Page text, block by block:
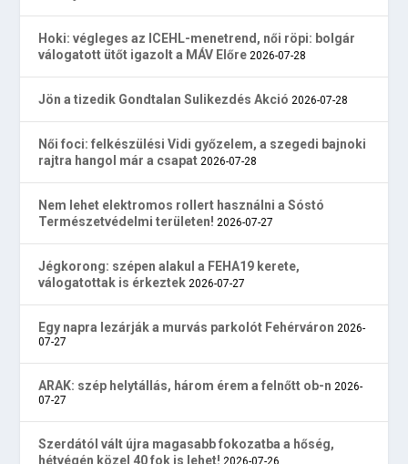
Hoki: végleges az ICEHL-menetrend, női röpi: bolgár
válogatott ütőt igazolt a MÁV Előre 2026-07-28
Jön a tizedik Gondtalan Sulikezdés Akció 2026-07-28
Női foci: felkészülési Vidi győzelem, a szegedi bajnoki
rajtra hangol már a csapat 2026-07-28
Nem lehet elektromos rollert használni a Sóstó
Természetvédelmi területen! 2026-07-27
Jégkorong: szépen alakul a FEHA19 kerete,
válogatottak is érkeztek 2026-07-27
Egy napra lezárják a murvás parkolót Fehérváron 2026-
07-27
ARAK: szép helytállás, három érem a felnőtt ob-n 2026-
07-27
Szerdától vált újra magasabb fokozatba a hőség,
hétvégén közel 40 fok is lehet! 2026-07-26